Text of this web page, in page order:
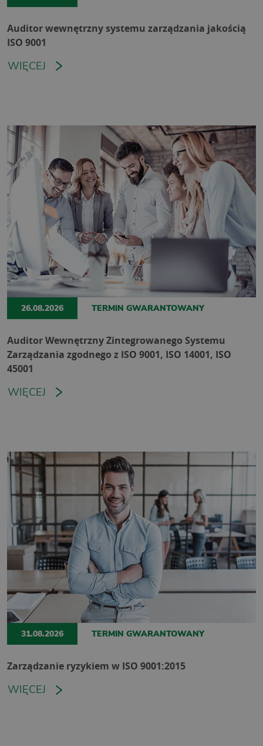
Auditor wewnętrzny systemu zarządzania jakością
ISO 9001
WIĘCEJ
26.08.2026 TERMIN GWARANTOWANY
Auditor Wewnętrzny Zintegrowanego Systemu
Zarządzania zgodnego z ISO 9001, ISO 14001, ISO
45001
WIĘCEJ
31.08.2026 TERMIN GWARANTOWANY
Zarządzanie ryzykiem w ISO 9001:2015
WIĘCEJ